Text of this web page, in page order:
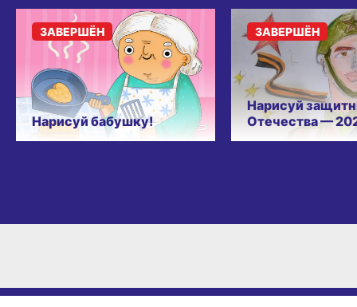
Нарисуй бабушку!
ЗАВЕРШЁН
Нарисуй
Отечества —
ЗАВЕРШЁН